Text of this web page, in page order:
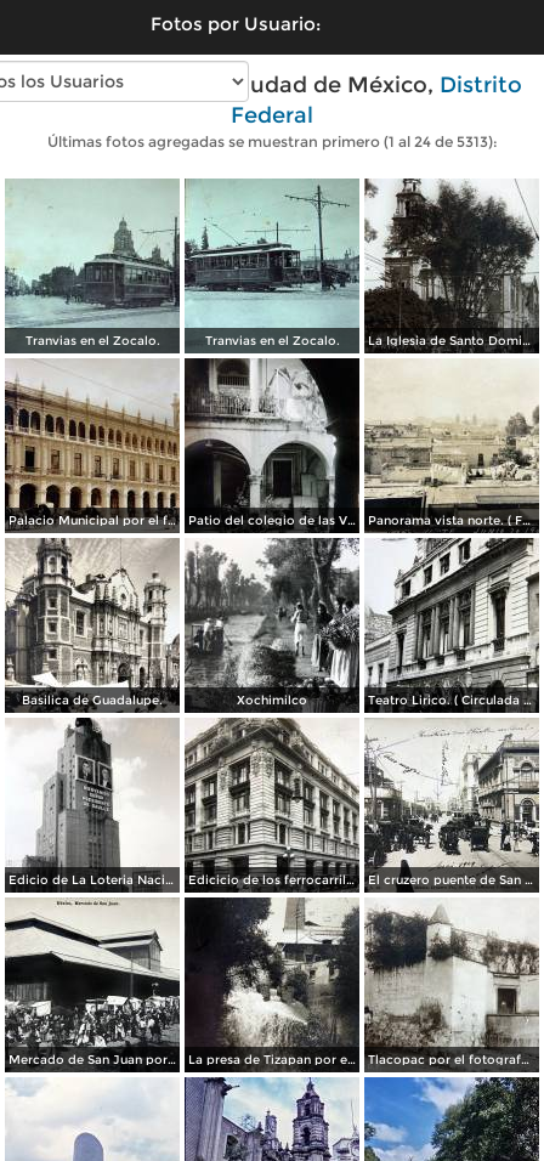
Fotos por Usuario:
Fotos antiguas de Ciudad de México, Distrito
Federal
Últimas fotos agregadas se muestran primero (1 al 24 de 5313):
Tranvias en el Zocalo. Tranvias en el Zocalo. La Iglesia de Santo Domingo.
Palacio Municipal por el fotografo Hugo Brehme.. Patio del colegio de las Vizcainas por el fotografo Hugo Brehme. Panorama vista norte. ( Fechada el 20 de Junio de 1905 ).
Basilica de Guadalupe. Xochimilco Teatro Lirico. ( Circulada el 1 de Agosto de 1926 ).
Edicio de La Loteria Nacional Ciudad de México Abril de 1964 Edicicio de los ferrocarriles. El cruzero puente de San Francisco y Guardiola por el fotografo Felix Miret.
Mercado de San Juan por el fotografo Felix Miret La presa de Tizapan por el fotografo Fernando Kososky. ( Circulada el 22 de Diembre de 1910 ). Tlacopac por el fotografo Hugo Brehme.